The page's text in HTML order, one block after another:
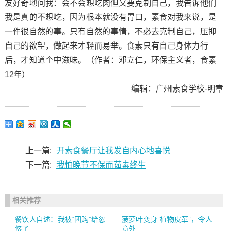
友好奇地问我：会不会想吃肉但又要克制自己，我告诉他们
我是真的不想吃，因为根本就没有胃口，素食对我来说，是
一件很自然的事。只有自然的事情，不必去克制自己，压抑
自己的欲望，做起来才轻而易举。食素只有自己身体力行
后，才知道个中滋味。（作者：邓立仁，环保主义者，食素
12年）
编辑：广州素食学校-明章
上一篇: 开素食餐厅让我发自内心地喜悦
下一篇: 我怕晚节不保而茹素终生
相关推荐
餐饮人自述：我被“团购”给忽
悠了
菠萝叶变身”植物皮革”，令人
意外...